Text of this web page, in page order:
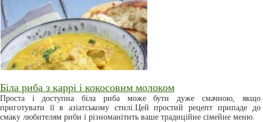
Біла риба з каррі і кокосовим молоком
Проста і доступна біла риба може бути дуже смачною, якщо
приготувати її в азіатському стилі.Цей простий рецепт припаде до
смаку любителям риби і різноманітить ваше традиційне сімейне меню.